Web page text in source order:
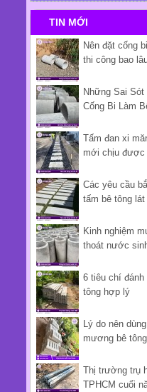
TIN MỚI
Nên đặt cống
thi công bao
Những Sai
Cống Bi Làm
Tấm đan xi
mới chịu được
Các yêu cầu
tấm bê tông lát
Kinh nghiệm
thoát nước
6 tiêu chí đánh
tông hợp lý
Lý do nên
mương bê
Thị trường trụ
TPHCM cuối